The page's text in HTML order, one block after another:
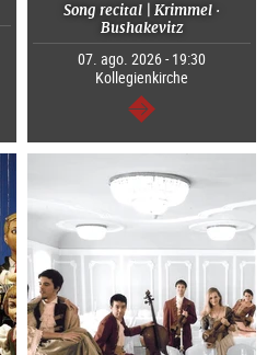
Song recital | Krimmel ·
Bushakevitz
07. ago. 2026 - 19:30
Kollegienkirche
segue